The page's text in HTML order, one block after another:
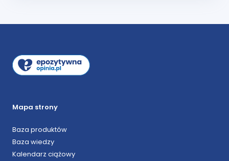
Mapa strony
Baza produktów
Baza wiedzy
Kalendarz ciążowy